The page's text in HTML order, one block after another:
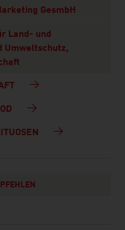
GesmbH
Land- und
Umweltschutz,